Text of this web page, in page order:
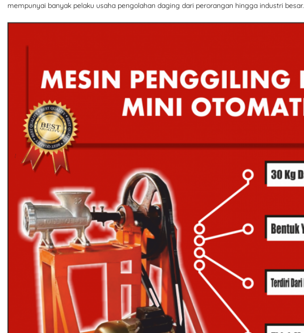
mempunyai banyak pelaku usaha pengolahan daging dari perorangan hingga industri besar.